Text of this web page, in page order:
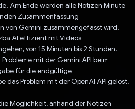
Am Ende werden alle Notizen Minute
Zusammenfassung
von Gemini zusammengefasst wird.
AI effizient mit Videos
von 15 Minuten bis 2 Stunden.
mit der Gemini API beim
für die endgültige
das Problem mit der OpenAI API gelöst,
Möglichkeit, anhand der Notizen